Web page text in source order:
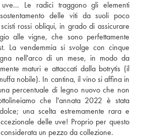
Le radici traggono gli elementi
delle viti da suoli poco
rossi obliqui, in grado di assicurare
alle vigne, che sono perfettamente
La vendemmia si svolge con cinque
nell'arco di un mese, in modo da
maturi e attaccati dalla botrytis (il
nobile). In cantina, il vino si affina in
percentuale di legno nuovo che non
che l'annata 2022 è stata
una scelta estremamente rara e
delle uve! Proprio per questo
un pezzo da collezione.